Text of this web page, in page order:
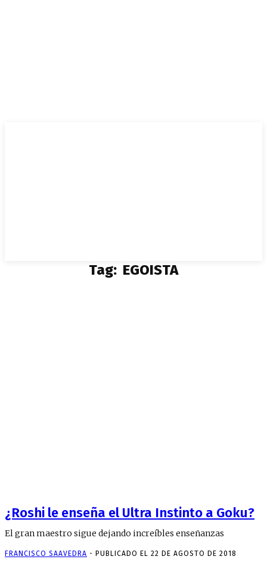
Tag: EGOISTA
¿Roshi le enseña el Ultra Instinto a Goku?
El gran maestro sigue dejando increíbles enseñanzas
FRANCISCO SAAVEDRA - PUBLICADO EL 22 DE AGOSTO DE 2018